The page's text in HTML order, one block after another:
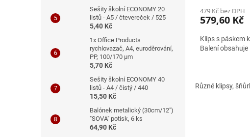
Sešity školní ECONOMY 20
listů - A5 / čtevereček / 525
5,40 Kč
1x Office Products
rychlovazač, A4, euroděrování,
PP, 100/170 μm
5,70 Kč
Sešity školní ECONOMY 40
listů - A4 / čistý / 440
15,50 Kč
Balónek metalický (30cm/12")
"SOVA" potisk, 6 ks
64,90 Kč
479 Kč bez DPH
579,60 Kč
Klips s páskem
Balení obsahuje
Různé klipsy,